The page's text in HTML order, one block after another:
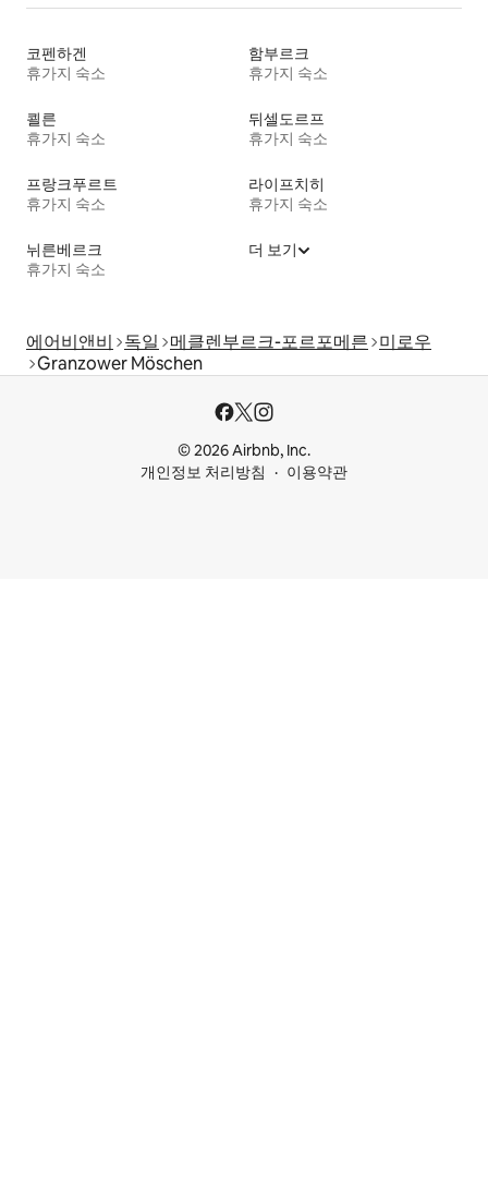
코펜하겐
휴가지 숙소
함부르크
휴가지 숙소
쾰른
휴가지 숙소
뒤셀도르프
휴가지 숙소
프랑크푸르트
휴가지 숙소
라이프치히
휴가지 숙소
뉘른베르크
휴가지 숙소
더 보기
에어비앤비 독일 메클렌부르크-포르포메른 미로우
Granzower Möschen
© 2026 Airbnb, Inc.
개인정보 처리방침
이용약관